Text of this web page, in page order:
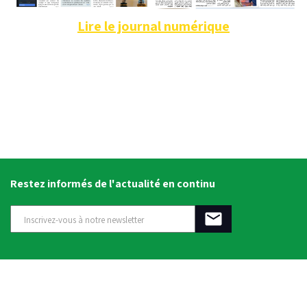
Lire le journal numérique
Restez informés de l'actualité en continu